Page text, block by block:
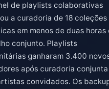
de playlists colaborativas
a curadoria de 18 coleções
em menos de duas horas
conjunto. Playlists
ganharam 3.400
após curadoria conjunta
convidados. Os